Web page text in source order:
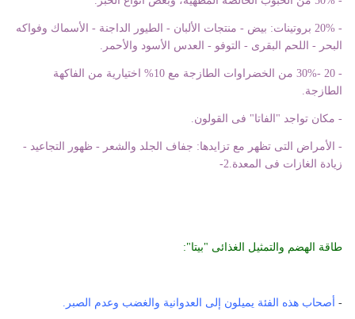
- 20% بروتينات: بيض - منتجات الألبان - الطيور الداجنة - الأسماك وفواكه
البحر - اللحم البقرى - التوفو - العدس الأسود والأحمر.
- 20 -30% من الخضراوات الطازجة مع 10% اختيارية من الفاكهة
الطازجة.
- مكان تواجد "الفاتا" فى القولون.
- الأمراض التى تظهر مع تزايدها: جفاف الجلد والشعر - ظهور التجاعيد -
زيادة الغازات فى المعدة.2-
طاقة الهضم والتمثيل الغذائى "بيتا":
أصحاب هذه الفئة يميلون إلى العدوانية والغضب وعدم الصبر.